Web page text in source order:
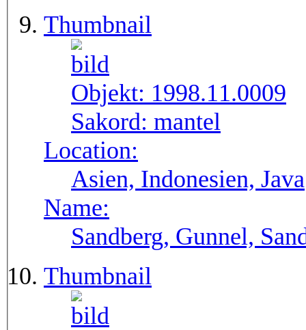
Thumbnail
Objekt: 1998.11.0009
Sakord: mantel
Location:
Asien, Indonesien, Java
Name:
Sandberg, Gunnel,
Thumbnail